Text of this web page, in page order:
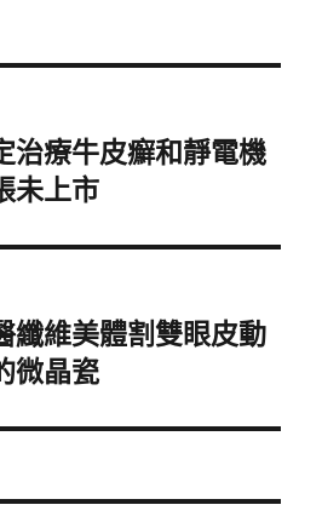
治療牛皮癬和靜電機
未上市
纖維美體割雙眼皮動
微晶瓷